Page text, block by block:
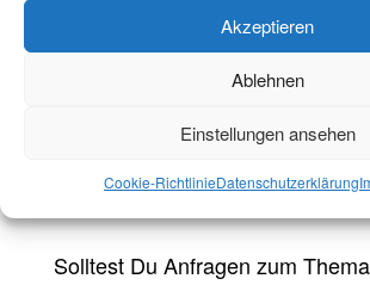
Akzeptieren
Ablehnen
Einstellungen ansehen
Cookie-RichtlinieDatenschutzerklärung
werktags von 10 bis 14 Uhr
Sekretariat erreichen unter0241
Bei dringenden Anfragen sind wir
außerhalb der Öffnungszeiten
uns um Rückruf bitten.
Solltest Du Anfragen zum Thema